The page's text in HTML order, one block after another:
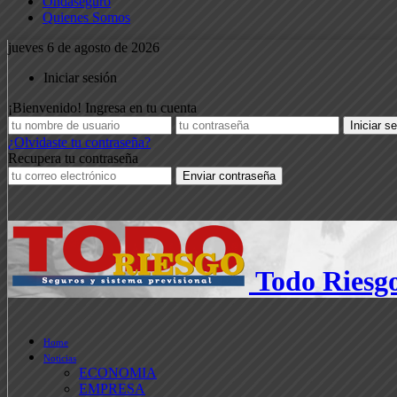
Quienes Somos
jueves 6 de agosto de 2026
Iniciar sesión
¡Bienvenido! Ingresa en tu cuenta
¿Olvidaste tu contraseña?
Recupera tu contraseña
Todo
Home
Noticias
ECONOMIA
EMPRESA